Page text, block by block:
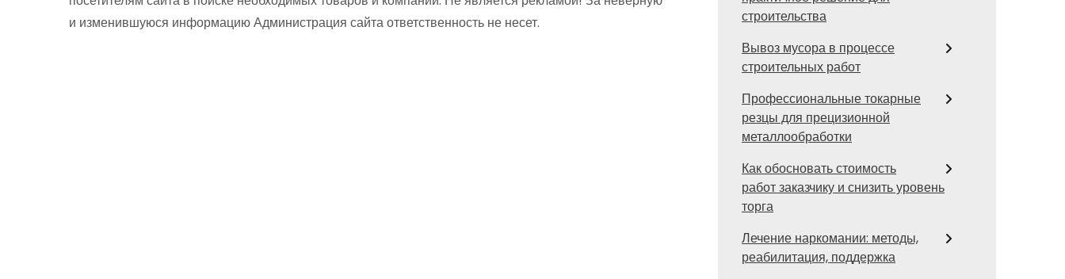
и изменившуюся информацию Администрация сайта ответственность не несет.
строительства
Вывоз мусора в процессе
строительных работ
Профессиональные токарные
резцы для прецизионной
металлообработки
Как обосновать стоимость
работ заказчику и снизить уровень
торга
Лечение наркомании: методы,
реабилитация, поддержка